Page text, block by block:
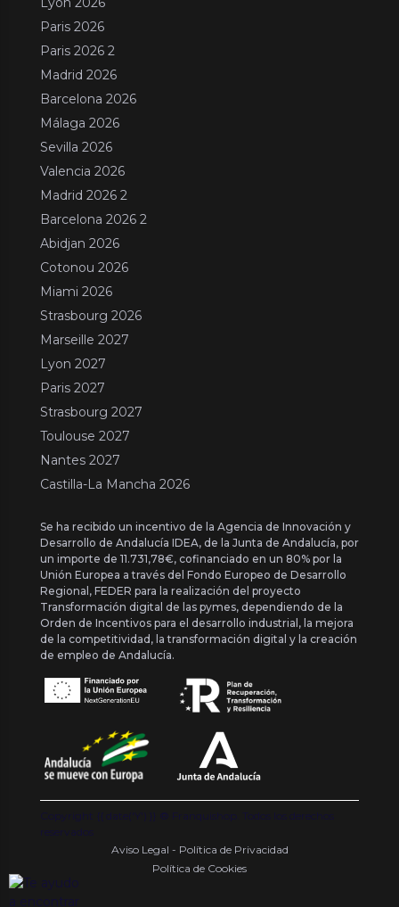
Paris 2026
Paris 2026 2
Madrid 2026
Barcelona 2026
Málaga 2026
Sevilla 2026
Valencia 2026
Madrid 2026 2
Barcelona 2026 2
Abidjan 2026
Cotonou 2026
Miami 2026
Strasbourg 2026
Marseille 2027
Lyon 2027
Paris 2027
Strasbourg 2027
Toulouse 2027
Nantes 2027
Castilla-La Mancha 2026
Se ha recibido un incentivo de la Agencia de Innovación y
Desarrollo de Andalucía IDEA, de la Junta de Andalucía, por
un importe de 11.731,78€, cofinanciado en un 80% por la
Unión Europea a través del Fondo Europeo de Desarrollo
Regional, FEDER para la realización del proyecto
Transformación digital de las pymes, dependiendo de la
Orden de Incentivos para el desarrollo industrial, la mejora
de la competitividad, la transformación digital y la creación
de empleo de Andalucía.
Copyright {{ date('Y') }} ® Franquishop. Todos los derechos
reservados
Aviso Legal - Política de Privacidad
Política de Cookies